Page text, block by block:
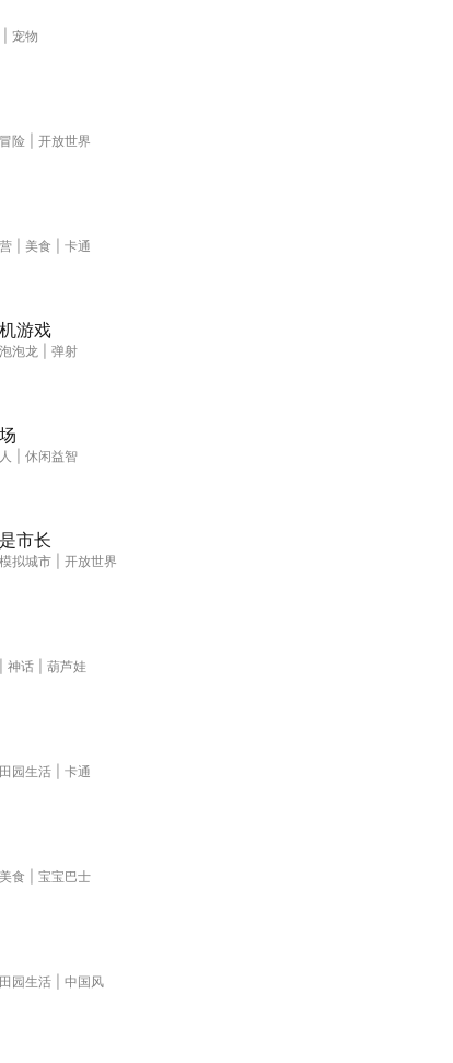
宠物
冒险
开放世界
美食
卡通
游戏
泡泡龙
弹射
休闲益智
市长
模拟城市
开放世界
神话
葫芦娃
田园生活
卡通
美食
宝宝巴士
田园生活
中国风